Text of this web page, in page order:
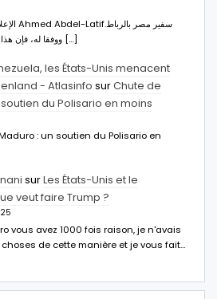
ووفقا له، فإن هذا الإجراء يهدف إلى […]
les États-Unis menacent
- Atlasinfo surChute de
du Polisario en moins
: un soutien du Polisario en
surLes États-Unis et le
veut faire Trump ?
vous avez 1000 fois raison, je n'avais
de cette manière et je vous fait…